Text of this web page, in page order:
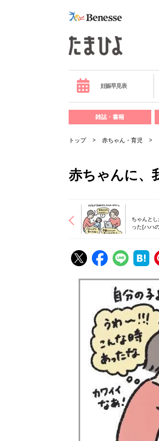
妊娠早見表
雑誌・書籍
トップ 赤ちゃん・育児
赤ちゃんに、
ちゃんと
った[ハハ